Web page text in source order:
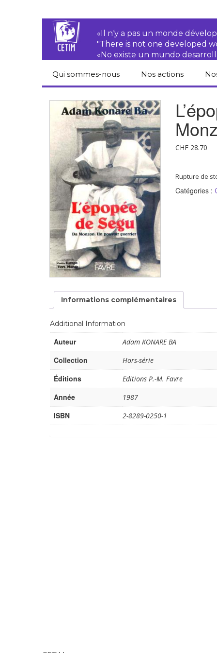
«Il n‘y a pas un monde
"There is not one developed
«No existe un mundo
Qui sommes-nous
Équipe
Newsletters
Rapports d’activités
Statuts
Nos actions
paysan.nes
Sociétés
transnationales
Justice
environnementale
Droits économiques,
sociaux et culturels
Droit au
développement
Par pays
Déclarations à l’ONU
du
CHF28.70
Rupture de
Catégories :
Informations complémentaires
Additional Information
Auteur Adam KONARE BA
Collection Hors-série
Éditions Editions P.-M. Favre
Année 1987
ISBN 2-8289-0250-1